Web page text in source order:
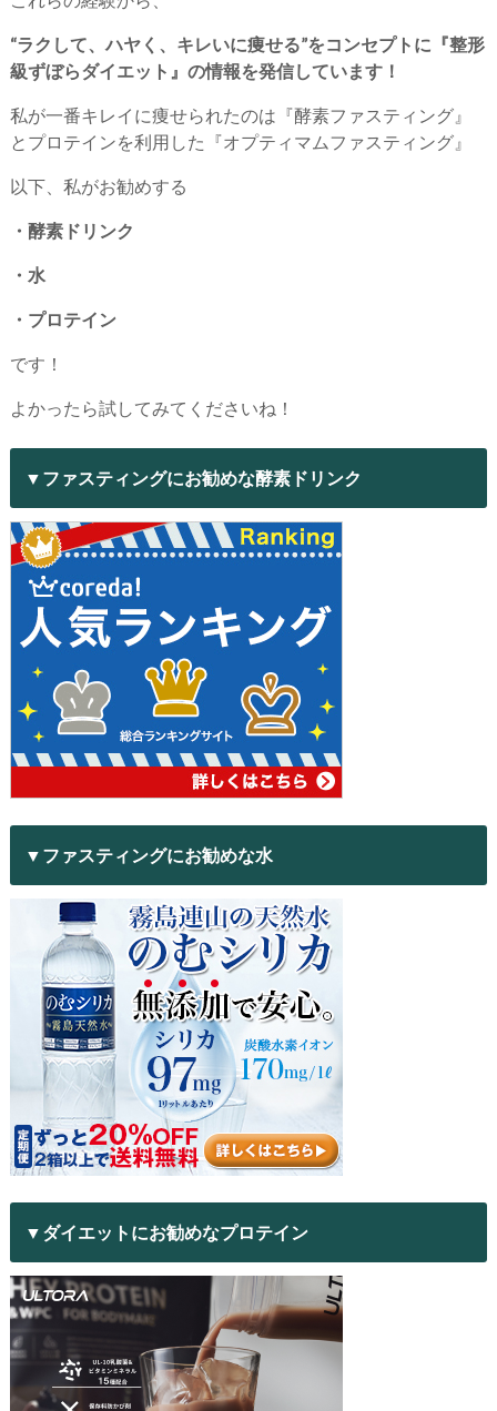
“ラクして、ハヤく、キレいに痩せる”をコンセプトに『整形
級ずぼらダイエット』の情報を発信しています！
私が一番キレイに痩せられたのは『酵素ファスティング』
とプロテインを利用した『オプティマムファスティング』
以下、私がお勧めする
・酵素ドリンク
・水
・プロテイン
です！
よかったら試してみてくださいね！
▼ファスティングにお勧めな酵素ドリンク
▼ファスティングにお勧めな水
▼ダイエットにお勧めなプロテイン